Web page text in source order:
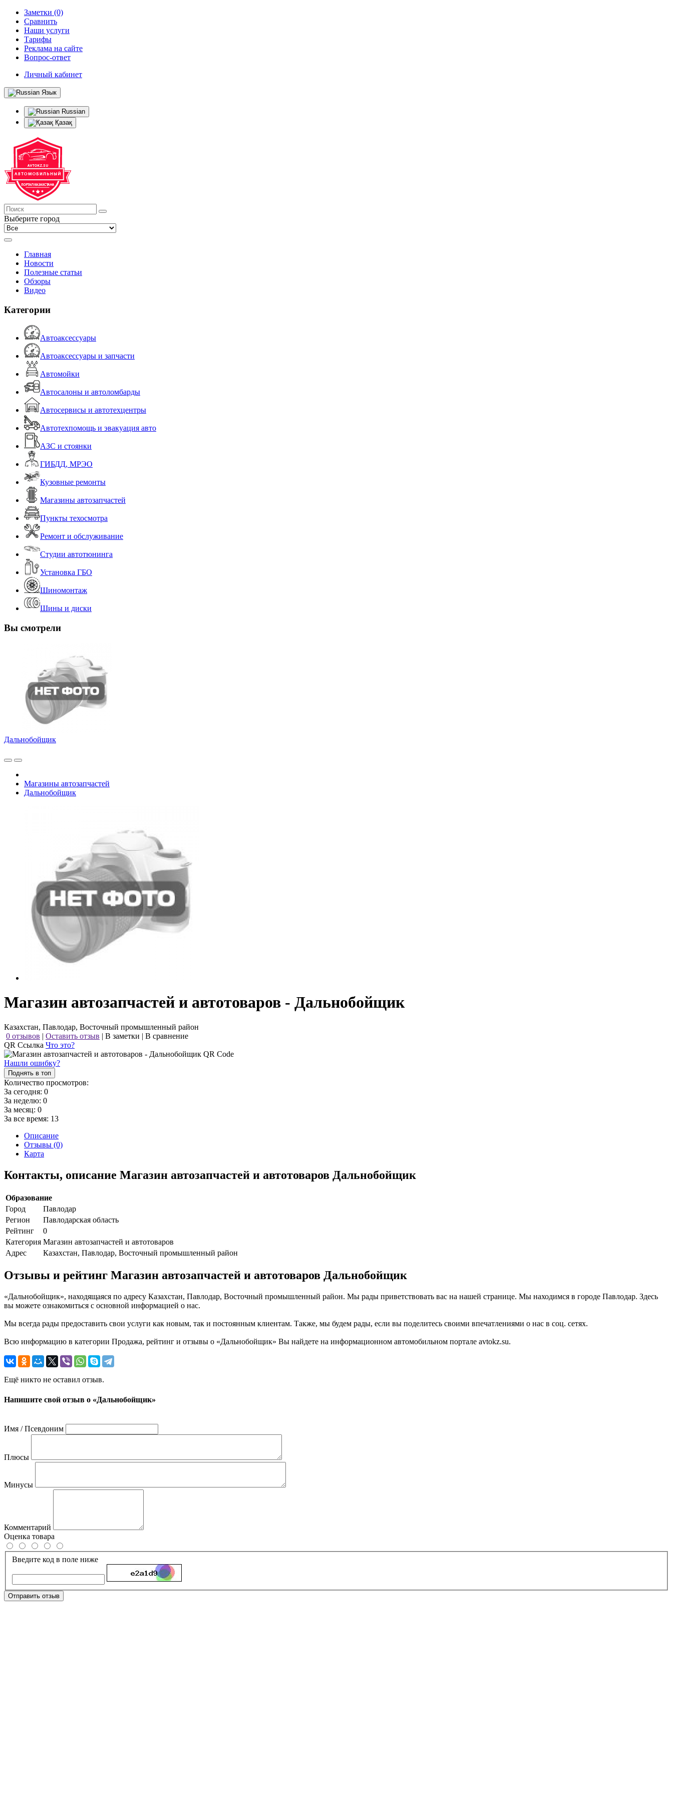
Заметки (0)
Сравнить
Наши услуги
Тарифы
Реклама на сайте
Вопрос-ответ
Личный кабинет
Язык
Russian
Қазақ
Выберите город
Главная
Новости
Полезные статьи
Обзоры
Видео
Категории
Автоаксессуары
Автоаксессуары и запчасти
Автомойки
Автосалоны и автоломбарды
Автосервисы и автотехцентры
Автотехпомощь и эвакуация авто
АЗС и стоянки
ГИБДД, МРЭО
Кузовные ремонты
Магазины автозапчастей
Пункты техосмотра
Ремонт и обслуживание
Студии автотюнинга
Установка ГБО
Шиномонтаж
Шины и диски
Вы смотрели
Дальнобойщик
Магазины автозапчастей
Дальнобойщик
Магазин автозапчастей и автотоваров - Дальнобойщик
Казахстан, Павлодар, Восточный промышленный район
0 отзывов | Оставить отзыв | В заметки | В сравнение
QR Ссылка Что это?
Нашли ошибку?
Поднять в топ
Количество просмотров:
За сегодня: 0
За неделю: 0
За месяц: 0
За все время: 13
Описание
Отзывы (0)
Карта
Контакты, описание Магазин автозапчастей и автотоваров Дальнобойщик
Образование
Город
Павлодар
Регион
Павлодарская область
Рейтинг
0
Категория Магазин автозапчастей и автотоваров
Адрес
Казахстан, Павлодар, Восточный промышленный район
Отзывы и рейтинг Магазин автозапчастей и автотоваров Дальнобойщик
«Дальнобойщик», находящаяся по адресу Казахстан, Павлодар, Восточный промышленный район. Мы рады приветствовать вас на нашей странице. Мы находимся в городе Павлодар. Здесь
вы можете ознакомиться с основной информацией о нас.
Мы всегда рады предоставить свои услуги как новым, так и постоянным клиентам. Также, мы будем рады, если вы поделитесь своими впечатлениями о нас в соц. сетях.
Всю информацию в категории Продажа, рейтинг и отзывы о «Дальнобойщик» Вы найдете на информационном автомобильном портале avtokz.su.
Ещё никто не оставил отзыв.
Напишите свой отзыв о «Дальнобойщик»
Имя / Псевдоним
Плюсы
Минусы
Комментарий
Оценка товара
Введите код в поле ниже
Отправить отзыв